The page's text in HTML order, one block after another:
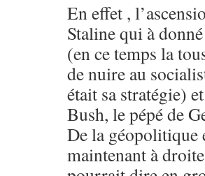
En effet ,
Staline qui à
(en ce temps la
de nuire au
était sa stratégie)
Bush, le pépé de
De la géopolitique
maintenant à